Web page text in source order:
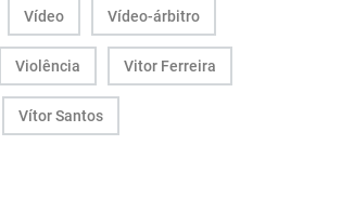
Vídeo Vídeo-árbitro
Violência Vitor Ferreira
Vítor Santos